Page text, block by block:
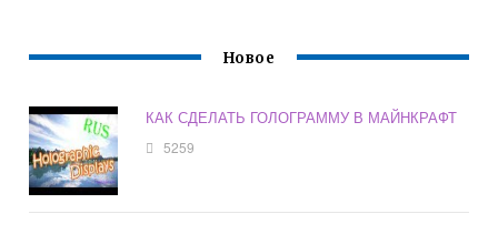
Новое
КАК СДЕЛАТЬ ГОЛОГРАММУ В МАЙНКРАФТ
5259